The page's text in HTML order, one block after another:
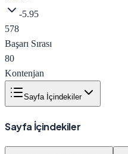
-5.95
578
Başarı Sırası
80
Kontenjan
Sayfa İçindekiler
Sayfa İçindekiler